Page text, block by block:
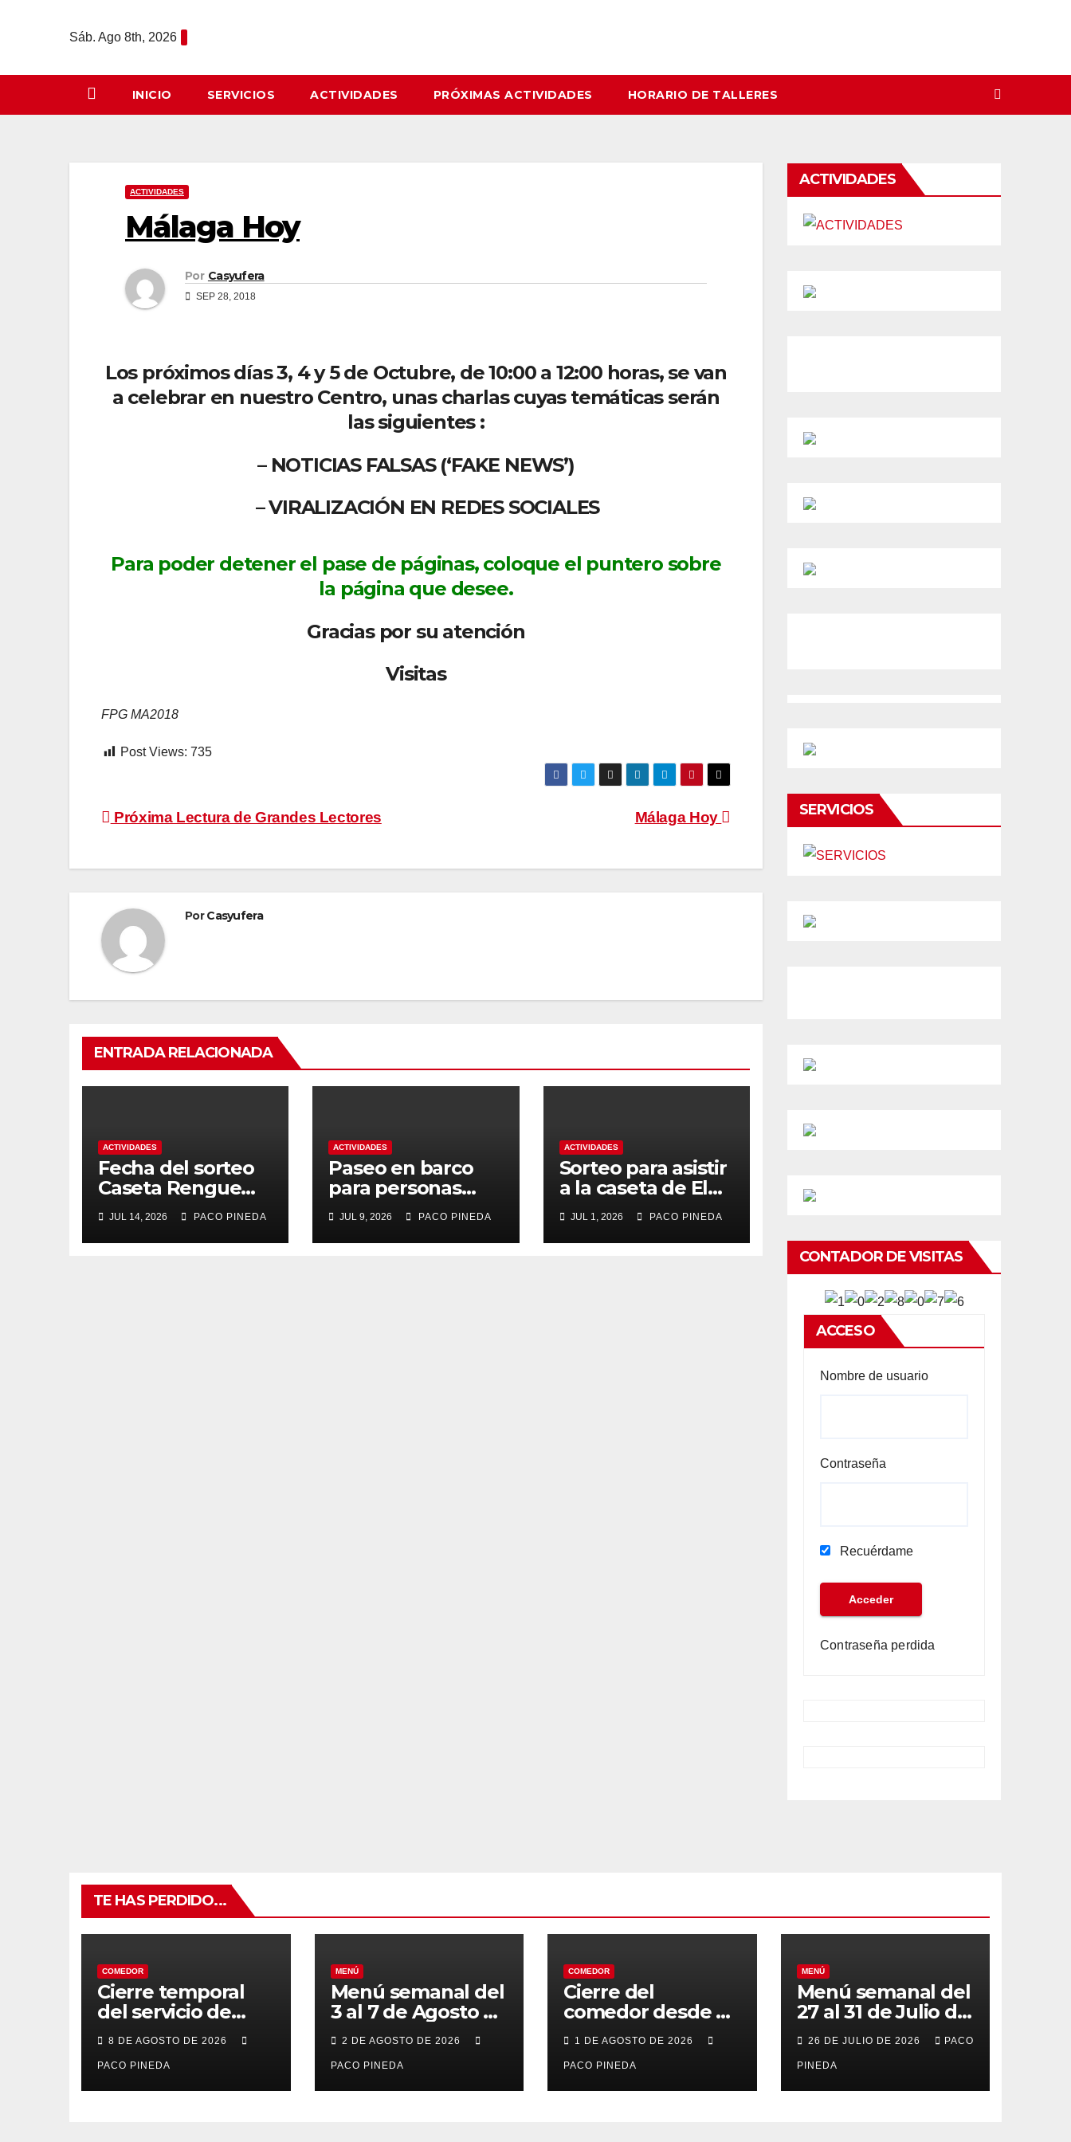
Sáb. Ago 8th, 2026
INICIO SERVICIOS ACTIVIDADES PRÓXIMAS ACTIVIDADES HORARIO DE TALLERES
ACTIVIDADES
Málaga Hoy
Por Casyufera
SEP 28, 2018
Los próximos días 3, 4 y 5 de Octubre, de 10:00 a 12:00 horas, se van
a celebrar en nuestro Centro, unas charlas cuyas temáticas serán
las siguientes :
– NOTICIAS FALSAS (‘FAKE NEWS’)
– VIRALIZACIÓN EN REDES SOCIALES
Para poder detener el pase de páginas, coloque el puntero sobre
la página que desee.
Gracias por su atención
Visitas
FPG MA2018
Post Views: 735
Navegación
Málaga Hoy
Próxima Lectura de Grandes Lectores
PorCasyufera
ENTRADA RELACIONADA
ACTIVIDADES
Fecha del sorteo
Caseta Rengue
Feria de Málaga
2026
JUL 14, 2026 PACO PINEDA
ACTIVIDADES
Paseo en barco
para personas
mayores
JUL 9, 2026 PACO PINEDA
ACTIVIDADES
Sorteo para asistir
a la caseta de El
Rengue, Feria de
Málaga 2026
JUL 1, 2026 PACO PINEDA
ACTIVIDADES
SERVICIOS
CONTADOR DE VISITAS
ACCESO
Nombre de usuario
Contraseña
Recuérdame
Contraseña perdida
TE HAS PERDIDO...
COMEDOR
Cierre temporal
del servicio de
BAR – COMEDOR
8 DE AGOSTO DE 2026
PACO PINEDA
MENÚ
Menú semanal del
3 al 7 de Agosto de
2026
2 DE AGOSTO DE 2026
PACO PINEDA
COMEDOR
Cierre del
comedor desde el
7 al 21 de Agosto
por vacaciones
1 DE AGOSTO DE 2026
PACO PINEDA
MENÚ
Menú semanal del
27 al 31 de Julio de
2026
26 DE JULIO DE 2026 PACO
PINEDA